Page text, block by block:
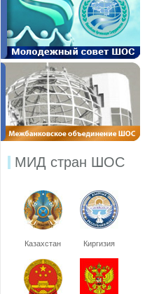
МИД стран ШОС
Казахстан Киргизия